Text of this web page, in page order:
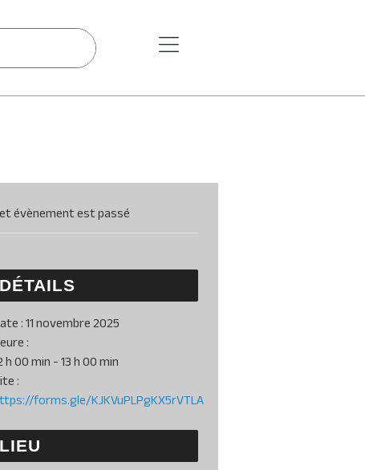
évènement est passé
DÉTAILS
:11 novembre 2025
:
h 00 min - 13 h 00 min
:
forms.gle/KJKVuPLPgKX5rVTLA
LIEU